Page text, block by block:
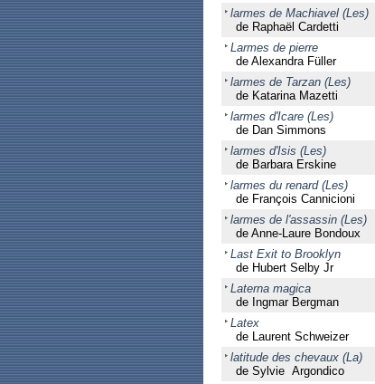
larmes de Machiavel (Les)
de Raphaël Cardetti
Larmes de pierre
de Alexandra Füller
larmes de Tarzan (Les)
de Katarina Mazetti
larmes d'Icare (Les)
de Dan Simmons
larmes d'Isis (Les)
de Barbara Erskine
larmes du renard (Les)
de François Cannicioni
larmes de l'assassin (Les)
de Anne-Laure Bondoux
Last Exit to Brooklyn
de Hubert Selby Jr
Laterna magica
de Ingmar Bergman
Latex
de Laurent Schweizer
latitude des chevaux (La)
de Sylvie Argondico